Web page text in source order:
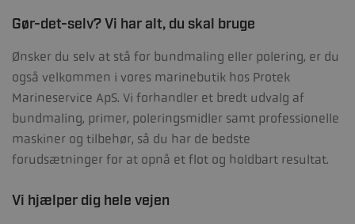
Gør-det-selv? Vi har alt, du skal bruge
Ønsker du selv at stå for bundmaling eller polering, er du
også velkommen i vores marinebutik hos Protek
Marineservice ApS. Vi forhandler et bredt udvalg af
bundmaling, primer, poleringsmidler samt professionelle
maskiner og tilbehør, så du har de bedste
forudsætninger for at opnå et flot og holdbart resultat.
Vi hjælper dig hele vejen